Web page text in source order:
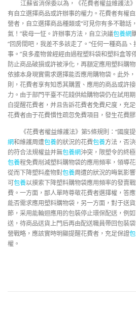
江蘇省消保委以為，《花費者權益維護法
有自立選擇商品或許辦事的權力。花費者有權
營者，自立選擇商品種類或“可見你有多不聽話
氣！”裴母一怔。許辦事方法，自立決議包養網
“回房間吧，我差不多該走了。”任何一種商品
事。”良多產物曾經經由過程塑料袋和塑料盒等
防止商品破損或許被淨化，再額定應用塑料購
依據本身現實需求選擇能否應用購物袋。此外
則，花費者享有知悉其購置、應用的商品或許
力。由于部門平臺不花錢供給購物袋仍在試用
白提醒花費者，并且告訴花費者免費尺度，充
花費者由于花費慣性疏忽免費項目，發生花費膠
《花費者權益維護法》第5條規則：“國度
網和維護周遭包養的狀況的花費包養方法，否
的符合法規權益并無包養網沖突，限塑令的終
包養程免費削減塑料購物袋的應用頻率，領導
從而下降塑料產物對包養周遭的狀況的晦氣影
可包養以摸索下降塑料購物袋應用頻率的發賣
費。一方面，鄙人單時尊敬花費者選擇權，答應
能否需求應用塑料購物袋，另一方面，對于送
節，采用能輪迴應用的包裝停止環保配送，例
送，待商品送貨上門后再由配送職員帶回包裝
營戰略，應該實時明顯提醒花費者，充足保證
權。